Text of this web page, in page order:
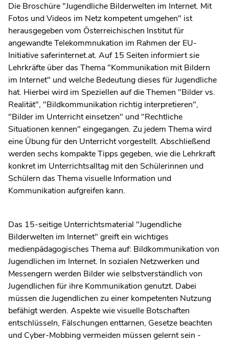
Die Broschüre "Jugendliche Bilderwelten im Internet. Mit
Fotos und Videos im Netz kompetent umgehen" ist
herausgegeben vom Österreichischen Institut für
angewandte Telekommnukation im Rahmen der EU-
Initiative saferinternet.at. Auf 15 Seiten informiert sie
Lehrkräfte über das Thema "Kommunikation mit Bildern
im Internet" und welche Bedeutung dieses für Jugendliche
hat. Hierbei wird im Speziellen auf die Themen "Bilder vs.
Realität", "Bildkommunikation richtig interpretieren",
"Bilder im Unterricht einsetzen" und "Rechtliche
Situationen kennen" eingegangen. Zu jedem Thema wird
eine Übung für den Unterricht vorgestellt. Abschließend
werden sechs kompakte Tipps gegeben, wie die Lehrkraft
konkret im Unterrichtsalltag mit den Schülerinnen und
Schülern das Thema visuelle Information und
Kommunikation aufgreifen kann.
Das 15-seitige Unterrichtsmaterial "Jugendliche
Bilderwelten im Internet" greift ein wichtiges
medienpädagogisches Thema auf: Bildkommunikation von
Jugendlichen im Internet. In sozialen Netzwerken und
Messengern werden Bilder wie selbstverständlich von
Jugendlichen für ihre Kommunikation genutzt. Dabei
müssen die Jugendlichen zu einer kompetenten Nutzung
befähigt werden. Aspekte wie visuelle Botschaften
entschlüsseln, Fälschungen enttarnen, Gesetze beachten
und Cyber-Mobbing vermeiden müssen gelernt sein -